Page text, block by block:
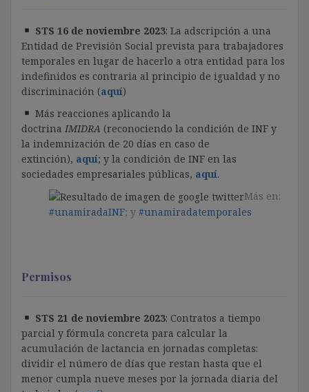
STS 16 de noviembre 2023: La adscripción a una
Entidad de Previsión Social prevista para trabajadores
temporales en lugar de hacerlo a otra entidad para los
indefinidos es contraria al principio de igualdad y no
discriminación (aquí)
Más reacciones aplicando la
doctrina IMIDRA (reconociendo la condición de INF y
la indemnización de 20 días en caso de
extinción), aquí; y la condición de INF en las
sociedades empresariales públicas, aquí.
Más en:
#unamiradaINF; y #unamiradatemporales
Permisos
STS 21 de noviembre 2023: Contratos a tiempo
parcial y fórmula concreta para calcular la
acumulación de lactancia en jornadas completas:
dividir el número de días que restan hasta que el
menor cumpla nueve meses por la jornada diaria del